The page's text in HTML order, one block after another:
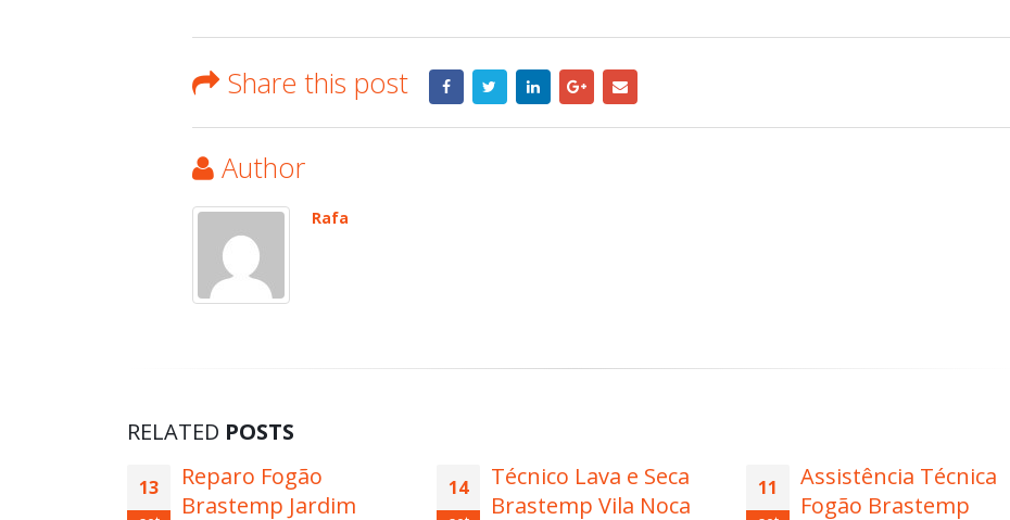
Share this post
Author
Rafa
RELATED POSTS
14
Técnico Lava e Seca
Brastemp Vila Noca
11
Assistência Técnica
Fogão Brastemp
08
Reparo Brastemp Vila
Fiat Lux